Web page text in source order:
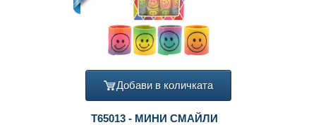
Добави в количката
T65013 - МИНИ СМАЙЛИ